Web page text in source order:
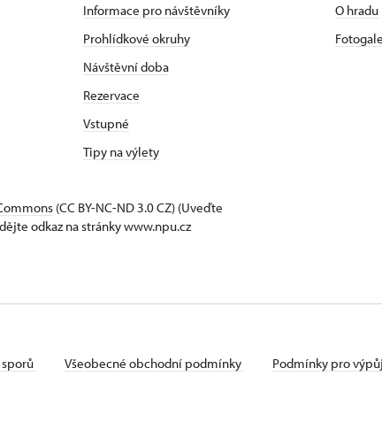
Informace pro návštěvníky
Prohlídkové okruhy
Návštěvní doba
Rezervace
Vstupné
Tipy na výlety
O hradu
(CC BY-NC-ND 3.0 CZ) (Uveďte
odkaz na stránky www.npu.cz
Všeobecné obchodní podmínky
Podmínky pro